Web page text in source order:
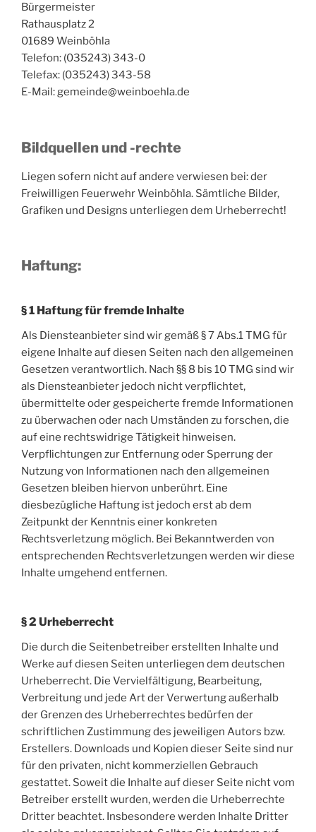
Bürgermeister
Rathausplatz 2
01689 Weinböhla
Telefon: (035243) 343-0
Telefax: (035243) 343-58
E-Mail: gemeinde@weinboehla.de
Bildquellen und -rechte
Liegen sofern nicht auf andere verwiesen bei: der
Freiwilligen Feuerwehr Weinböhla. Sämtliche Bilder,
Grafiken und Designs unterliegen dem Urheberrecht!
Haftung:
§ 1 Haftung für fremde Inhalte
Als Diensteanbieter sind wir gemäß § 7 Abs.1 TMG für
eigene Inhalte auf diesen Seiten nach den allgemeinen
Gesetzen verantwortlich. Nach §§ 8 bis 10 TMG sind wir
als Diensteanbieter jedoch nicht verpflichtet,
übermittelte oder gespeicherte fremde Informationen
zu überwachen oder nach Umständen zu forschen, die
auf eine rechtswidrige Tätigkeit hinweisen.
Verpflichtungen zur Entfernung oder Sperrung der
Nutzung von Informationen nach den allgemeinen
Gesetzen bleiben hiervon unberührt. Eine
diesbezügliche Haftung ist jedoch erst ab dem
Zeitpunkt der Kenntnis einer konkreten
Rechtsverletzung möglich. Bei Bekanntwerden von
entsprechenden Rechtsverletzungen werden wir diese
Inhalte umgehend entfernen.
§ 2 Urheberrecht
Die durch die Seitenbetreiber erstellten Inhalte und
Werke auf diesen Seiten unterliegen dem deutschen
Urheberrecht. Die Vervielfältigung, Bearbeitung,
Verbreitung und jede Art der Verwertung außerhalb
der Grenzen des Urheberrechtes bedürfen der
schriftlichen Zustimmung des jeweiligen Autors bzw.
Erstellers. Downloads und Kopien dieser Seite sind nur
für den privaten, nicht kommerziellen Gebrauch
gestattet. Soweit die Inhalte auf dieser Seite nicht vom
Betreiber erstellt wurden, werden die Urheberrechte
Dritter beachtet. Insbesondere werden Inhalte Dritter